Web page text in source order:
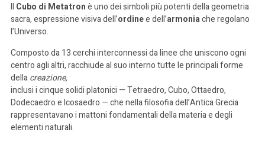
Il Cubo di Metatronè uno dei simboli più potenti della geometria
sacra, espressione visiva dell’ordinee dell’armoniache regolano
l’Universo.
Composto da 13 cerchi interconnessi da linee che uniscono ogni
centro agli altri, racchiude al suo interno tutte le principali forme
dellacreazione,
inclusi i cinque solidi platonici —Tetraedro,Cubo,Ottaedro,
DodecaedroeIcosaedro — che nella filosofia dell’Antica Grecia
rappresentavano i mattoni fondamentali della materia e degli
elementi naturali.